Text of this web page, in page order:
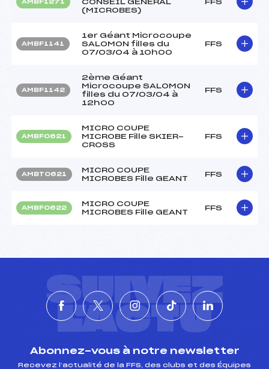
AMBF1271
CONSEIL GENERAL
(MICROBES)
FFS
AMBF1141
1er Géant Microcoupe
SALOMON filles du
07/03/04 à 10h00
FFS
AMBF1142
2ème Géant
Microcoupe SALOMON
filles du 07/03/04 à
12h00
FFS
AMBF0621
MICRO COUPE
MICROBE Fille SKIER-
CROSS
FFS
AMBT0621
MICRO COUPE
MICROBES Fille GEANT
FFS
AMBF0622
MICRO COUPE
MICROBES Fille GEANT
FFS
SUIVEZ
L'ACTU
Abonnez-vous à notre newsletter
Recevez l’actualité de la FFS, des clubs et des Équipes